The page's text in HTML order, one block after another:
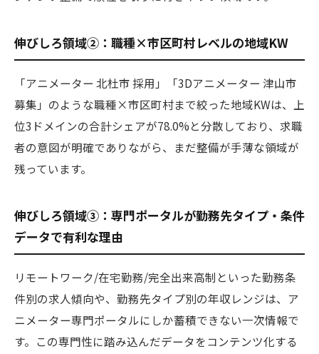
伸びしろ領域②：職種×市区町村レベルの地域KW
「アニメーター 北杜市 採用」「3Dアニメーター 津山市
募集」のような職種×市区町村まで絞った地域KWは、上
位3ドメインの合計シェアが78.0%と分散しており、求職
者の意図が明確でありながら、まだ整備が手薄な領域が
残っています。
伸びしろ領域③：専門ポータルが勤務先タイプ・条件
データで有利な理由
リモートワーク/在宅勤務/完全出来高制といった勤務条
件別の求人傾向や、勤務先タイプ別の年収レンジは、ア
ニメーター専門ポータルにしか蓄積できない一次情報で
す。この専門性に踏み込んだデータをコンテンツ化する